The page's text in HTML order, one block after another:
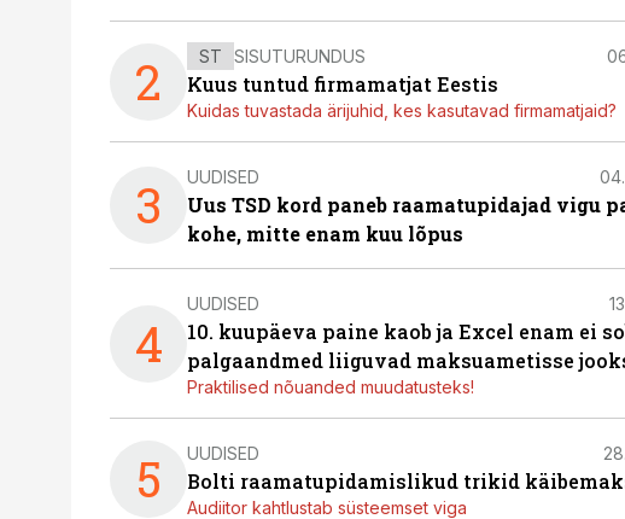
2 ST SISUTURUNDUS
Kuus tuntud firmamatjat Eestis
Kuidas tuvastada ärijuhid, kes kasutavad firmamatjaid?
3 UUDISED
Uus TSD kord paneb raamatupidajad vigu
kohe, mitte enam kuu lõpus
4
UUDISED
10. kuupäeva paine kaob ja Excel enam ei
palgaandmed liiguvad maksuametisse
Praktilised nõuanded muudatusteks!
5 UUDISED
Bolti raamatupidamislikud trikid
Audiitor kahtlustab süsteemset viga